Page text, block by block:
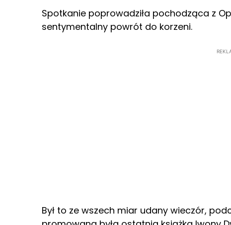
Spotkanie poprowadziła pochodząca z
sentymentalny powrót do korzeni.
Był to ze wszech miar udany wieczór,